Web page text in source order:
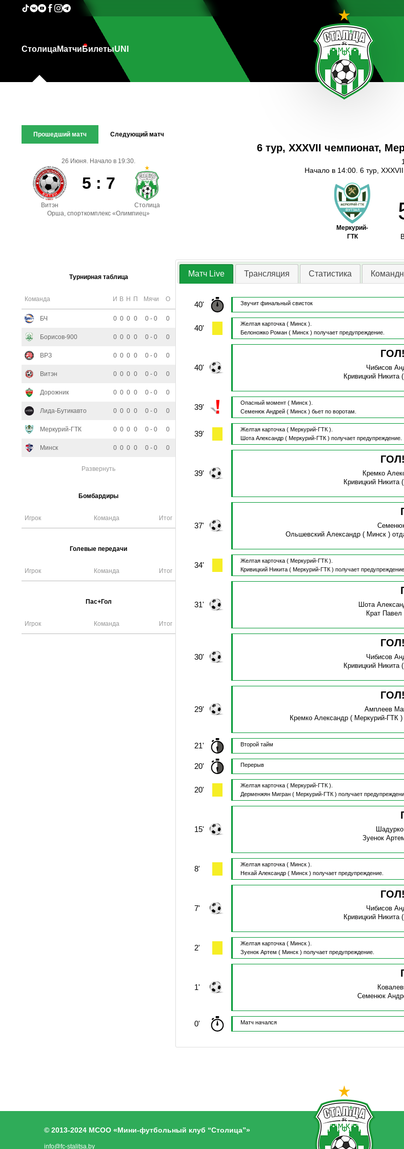
СтолицаМатчи БилетыUNI
Прошедший матч Следующий матч
26 Июня. Начало в 19:30.
5 : 7
Витэн
Столица
Орша, спорткомплекс «Олимпиец»
Турнирная таблица
Команда И В Н П Мячи О
БЧ 0 0 0 0 0 - 0 0
Борисов-900 0 0 0 0 0 - 0 0
ВРЗ 0 0 0 0 0 - 0 0
Витэн 0 0 0 0 0 - 0 0
Дорожник 0 0 0 0 0 - 0 0
Лида-Бутикавто 0 0 0 0 0 - 0 0
Меркурий-ГТК 0 0 0 0 0 - 0 0
Минск 0 0 0 0 0 - 0 0
Развернуть
Бомбардиры
Игрок Команда Итог
Голевые передачи
Игрок Команда Итог
Пас+Гол
Игрок Команда Итог
6 тур, XXXVII чемпионат,
Начало в 14:00. 6 тур,
Меркурий-
ГТК
Матч Live Трансляция Статистика
40' Звучит финальный свисток
40' Желтая карточка ( Минск ).
Белоножко Роман( Минск ) получает предупреждение.
40' Чибисов
Кривицкий Никита(
39' Опасный момент ( Минск ).
Семенюк Андрей( Минск ) бьет по воротам.
39' Желтая карточка ( Меркурий-ГТК ).
Шота Александр( Меркурий-ГТК ) получает предупреждение.
39' Кремко
Кривицкий Никита(
37'
Ольшевский Александр( Минск )
34' Желтая карточка ( Меркурий-ГТК ).
Кривицкий Никита( Меркурий-ГТК ) получает предупреждение.
31' Шота
Крат Павел
30' Чибисов
Кривицкий Никита(
29' Амплеев
Кремко Александр ( Меркурий-ГТК
21' Второй тайм
20' Перерыв
20' Желтая карточка ( Меркурий-ГТК ).
Дерменжян Мигран( Меркурий-ГТК ) получает
15'
Зуенок
8' Желтая карточка ( Минск ).
Нехай Александр( Минск ) получает предупреждение.
7' Чибисов
Кривицкий Никита(
2' Желтая карточка ( Минск ).
Зуенок Артем ( Минск ) получает предупреждение.
1'
Семенюк
0' Матч начался
© 2013-2024 МСОО «Мини-футбольный клуб “Столица”»
info@fc-stalitsa.by